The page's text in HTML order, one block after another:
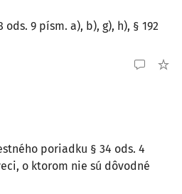
9 písm. a), b), g), h), § 192
poriadku § 34 ods. 4
o ktorom nie sú dôvodné